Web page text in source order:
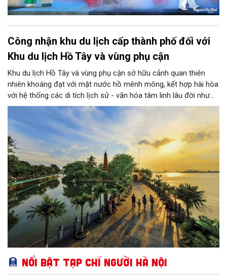
Công nhận khu du lịch cấp thành phố đối với
Khu du lịch Hồ Tây và vùng phụ cận
Khu du lịch Hồ Tây và vùng phụ cận sở hữu cảnh quan thiên
nhiên khoáng đạt với mặt nước hồ mênh mông, kết hợp hài hòa
với hệ thống các di tích lịch sử - văn hóa tâm linh lâu đời như
chùa Trấn Quốc, phủ Tây Hồ và các làng nghề truyền thống đặc
sắc...
Nổi bật Tạp chí Người Hà Nội